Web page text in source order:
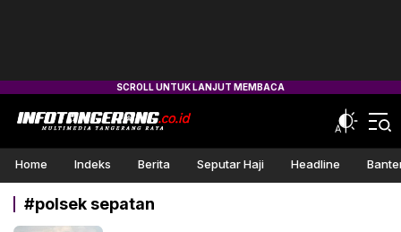
Info Tangerang
Multimedia Tangerang Raya
Home Indeks Berita Seputar Haji Headline
#polsek sepatan